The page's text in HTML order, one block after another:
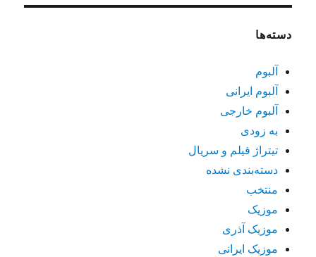
دسته‌ها
آلبوم
آلبوم ایرانی
آلبوم خارجی
به زودی
تیتراژ فیلم و سریال
دسته‌بندی نشده
منتخب
موزیک
موزیک آذری
موزیک ایرانی